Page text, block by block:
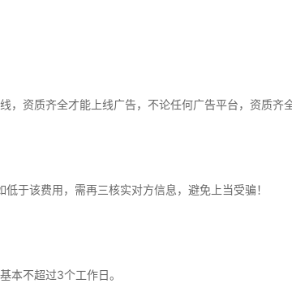
资质齐全才能上线广告，不论任何广告平台，资质齐
于该费用，需再三核实对方信息，避免上当受骗！
本不超过3个工作日。